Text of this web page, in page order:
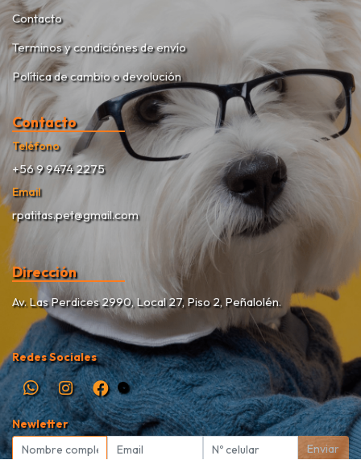
Contacto
Terminos y condiciónes de envío
Política de cambio o devolución
Contacto
Teléfono
+56 9 9474 2275
Email
rpatitas.pet@gmail.com
Dirección
Av. Las Perdices 2990, Local 27, Piso 2, Peñalolén.
Redes Sociales
Newletter
Enviar